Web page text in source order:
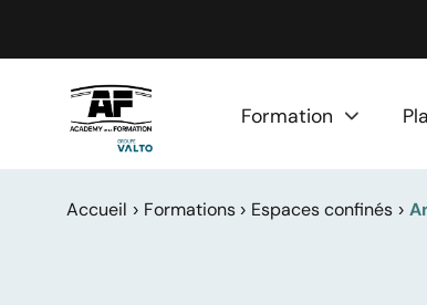
Formation
Accueil Formations Espaces confinés